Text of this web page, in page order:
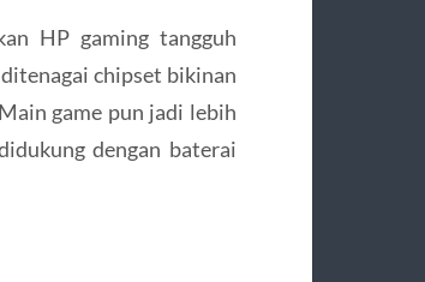
HP gaming tangguh
chipset bikinan
game pun jadi lebih
dengan baterai